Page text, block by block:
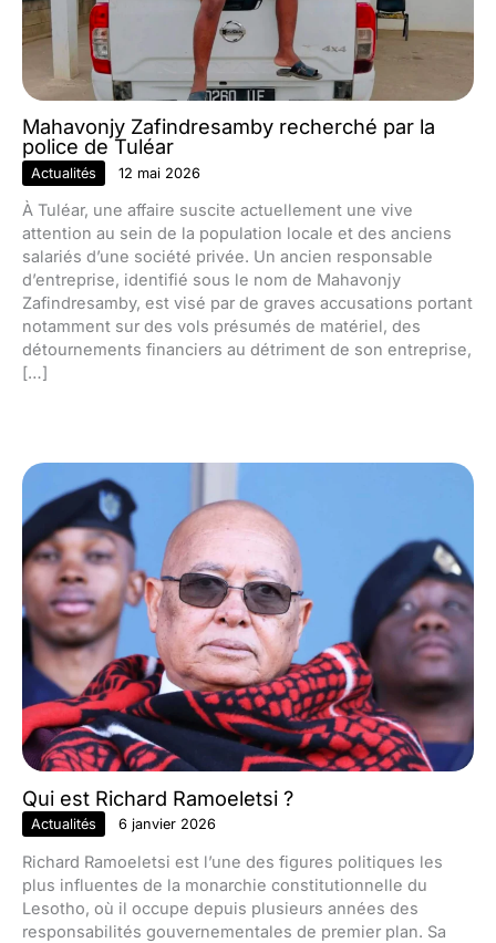
Mahavonjy Zafindresamby recherché par la
police de Tuléar
Actualités 12 mai 2026
À Tuléar, une affaire suscite actuellement une vive
attention au sein de la population locale et des anciens
salariés d’une société privée. Un ancien responsable
d’entreprise, identifié sous le nom de Mahavonjy
Zafindresamby, est visé par de graves accusations portant
notamment sur des vols présumés de matériel, des
détournements financiers au détriment de son entreprise,
[…]
Qui est Richard Ramoeletsi ?
Actualités 6 janvier 2026
Richard Ramoeletsi est l’une des figures politiques les
plus influentes de la monarchie constitutionnelle du
Lesotho, où il occupe depuis plusieurs années des
responsabilités gouvernementales de premier plan. Sa